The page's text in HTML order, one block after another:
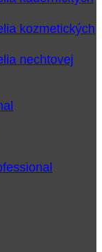
kozmetických
nechtovej